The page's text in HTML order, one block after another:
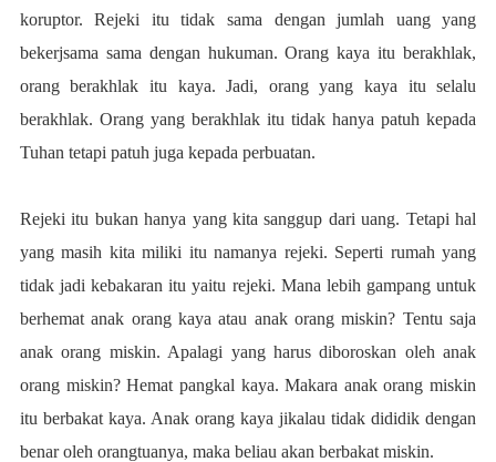
koruptor. Rejeki itu tidak sama dengan jumlah uang yang
bekerjsama sama dengan hukuman. Orang kaya itu berakhlak,
orang berakhlak itu kaya. Jadi, orang yang kaya itu selalu
berakhlak. Orang yang berakhlak itu tidak hanya patuh kepada
Tuhan tetapi patuh juga kepada perbuatan.
Rejeki itu bukan hanya yang kita sanggup dari uang. Tetapi hal
yang masih kita miliki itu namanya rejeki. Seperti rumah yang
tidak jadi kebakaran itu yaitu rejeki. Mana lebih gampang untuk
berhemat anak orang kaya atau anak orang miskin? Tentu saja
anak orang miskin. Apalagi yang harus diboroskan oleh anak
orang miskin? Hemat pangkal kaya. Makara anak orang miskin
itu berbakat kaya. Anak orang kaya jikalau tidak dididik dengan
benar oleh orangtuanya, maka beliau akan berbakat miskin.